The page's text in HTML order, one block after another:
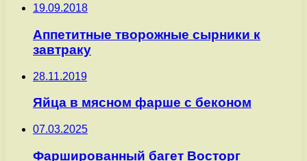
19.09.2018
Аппетитные творожные сырники к
завтраку
28.11.2019
Яйца в мясном фарше с беконом
07.03.2025
Фаршированный багет Восторг